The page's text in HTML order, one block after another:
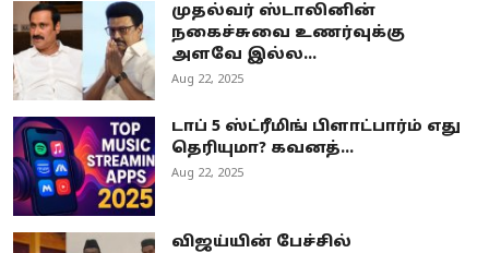
முதல்வர் ஸ்டாலினின்
நகைச்சுவை உணர்வுக்கு
அளவே இல்ல...
Aug 22, 2025
டாப் 5 ஸ்ட்ரீமிங் பிளாட்பார்ம் எது
தெரியுமா? கவனத்...
Aug 22, 2025
விஜய்யின் பேச்சில்